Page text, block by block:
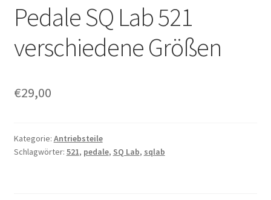
Pedale SQ Lab 521
verschiedene Größen
€29,00
Kategorie: Antriebsteile
Schlagwörter: 521, pedale, SQ Lab, sqlab